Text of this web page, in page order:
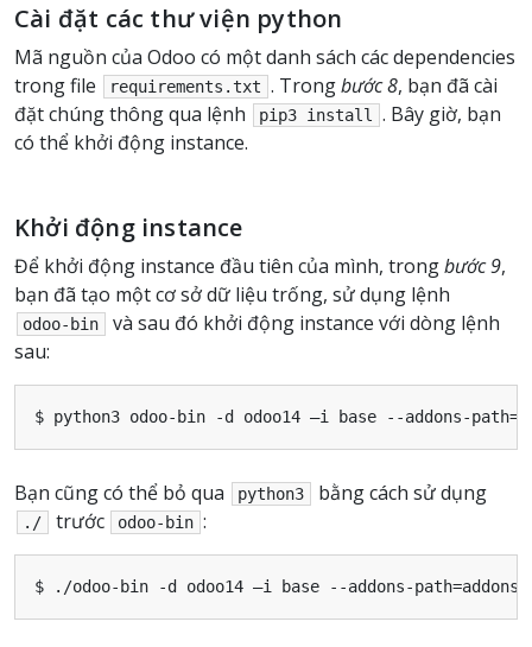
Cài đặt các thư viện python
Mã nguồn của Odoo có một danh sách các dependencies
trong file
requirements.txt . Trongbước 8, bạn đã cài
đặt chúng thông qua lệnh
pip3 install
. Bây giờ, bạn
có thể khởi động instance.
Khởi động instance
Để khởi động instance đầu tiên của mình, trongbước 9,
bạn đã tạo một cơ sở dữ liệu trống, sử dụng lệnh
odoo-bin
và sau đó khởi động instance với dòng lệnh
sau:
Bạn cũng có thể bỏ qua python3 bằng cách sử dụng
./ trước odoo-bin :